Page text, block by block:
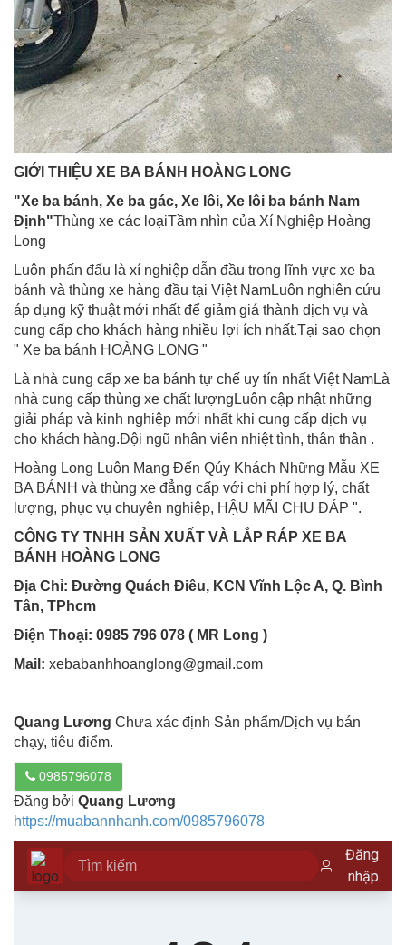
GIỚI THIỆU XE BA BÁNH HOÀNG LONG
"Xe ba bánh, Xe ba gác, Xe lôi, Xe lôi ba bánh Nam
Định"Thùng xe các loạiTầm nhìn của Xí Nghiệp Hoàng
Long
Luôn phấn đấu là xí nghiệp dẫn đầu trong lĩnh vực xe ba
bánh và thùng xe hàng đầu tại Việt NamLuôn nghiên cứu
áp dụng kỹ thuật mới nhất để giảm giá thành dịch vụ và
cung cấp cho khách hàng nhiều lợi ích nhất.Tại sao chọn
" Xe ba bánh HOÀNG LONG "
Là nhà cung cấp xe ba bánh tự chế uy tín nhất Việt NamLà
nhà cung cấp thùng xe chất lượngLuôn cập nhật những
giải pháp và kinh nghiệp mới nhất khi cung cấp dịch vụ
cho khách hàng.Đội ngũ nhân viên nhiệt tình, thân thân .
Hoàng Long Luôn Mang Đến Qúy Khách Những Mẫu XE
BA BÁNH và thùng xe đẳng cấp với chi phí hợp lý, chất
lượng, phục vụ chuyên nghiệp, HẬU MÃI CHU ĐÁP ".
CÔNG TY TNHH SẢN XUẤT VÀ LẮP RÁP XE BA
BÁNH HOÀNG LONG
Địa Chỉ: Đường Quách Điêu, KCN Vĩnh Lộc A, Q. Bình
Tân, TPhcm
Điện Thoại: 0985 796 078 ( MR Long )
Mail: xebabanhhoanglong@gmail.com
Quang Lương Chưa xác định Sản phẩm/Dịch vụ bán
chạy, tiêu điểm.
0985796078
Đăng bởi Quang Lương
https://muabannhanh.com/0985796078